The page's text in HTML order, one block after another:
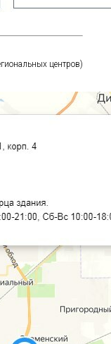
центров)